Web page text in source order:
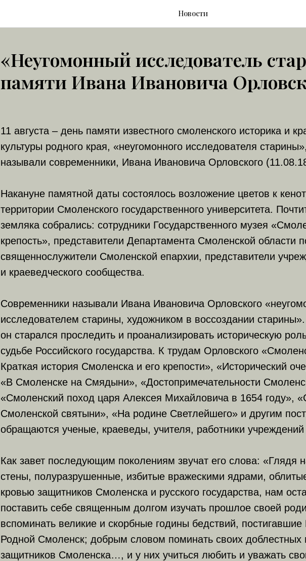
Новости
«Неугомонный исследователь
памяти Ивана Ивановича
11 августа – день памяти известного смоленского историка и
культуры родного края, «неугомонного исследователя
называли современники, Ивана Ивановича Орловского
Накануне памятной даты состоялось возложение цветов к
территории Смоленского государственного университета.
земляка собрались: сотрудники Государственного музея
крепость», представители Департамента Смоленской области
священнослужители Смоленской епархии, представители
и краеведческого сообщества.
Современники называли Ивана Ивановича Орловского
исследователем старины, художником в воссоздании
он старался проследить и проанализировать историческую
судьбе Российского государства. К трудам Орловского
Краткая история Смоленска и его крепости», «Исторический
«В Смоленске на Смядыни», «Достопримечательности
«Смоленский поход царя Алексея Михайловича в 1654 году»,
Смоленской святыни», «На родине Светлейшего» и другим
обращаются ученые, краеведы, учителя, работники учреждений
Как завет последующим поколениям звучат его слова: «Глядя
стены, полуразрушенные, избитые вражескими ядрами,
кровью защитников Смоленска и русского государства, нам
поставить себе священным долгом изучать прошлое своей
вспоминать великие и скорбные годины бедствий,
Родной Смоленск; добрым словом поминать своих доблестных
защитников Смоленска…, и у них учиться любить и уважать